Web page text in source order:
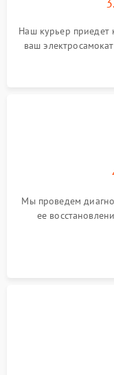
Наш курьер приедет
ваш
Мы проведем
ее